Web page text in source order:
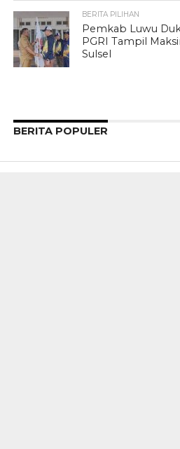
BERITA PILIHAN
Pemkab Luwu
PGRI Tampil
Sulsel
BERITA POPULER